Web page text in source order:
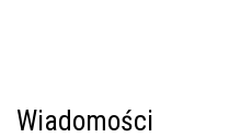
Wiadomości